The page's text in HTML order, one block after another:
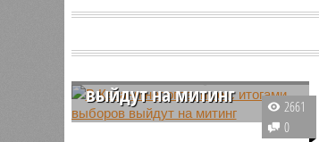
В Казани несогласные с
выйдут на митинг
Митинг с требованием
2661
0